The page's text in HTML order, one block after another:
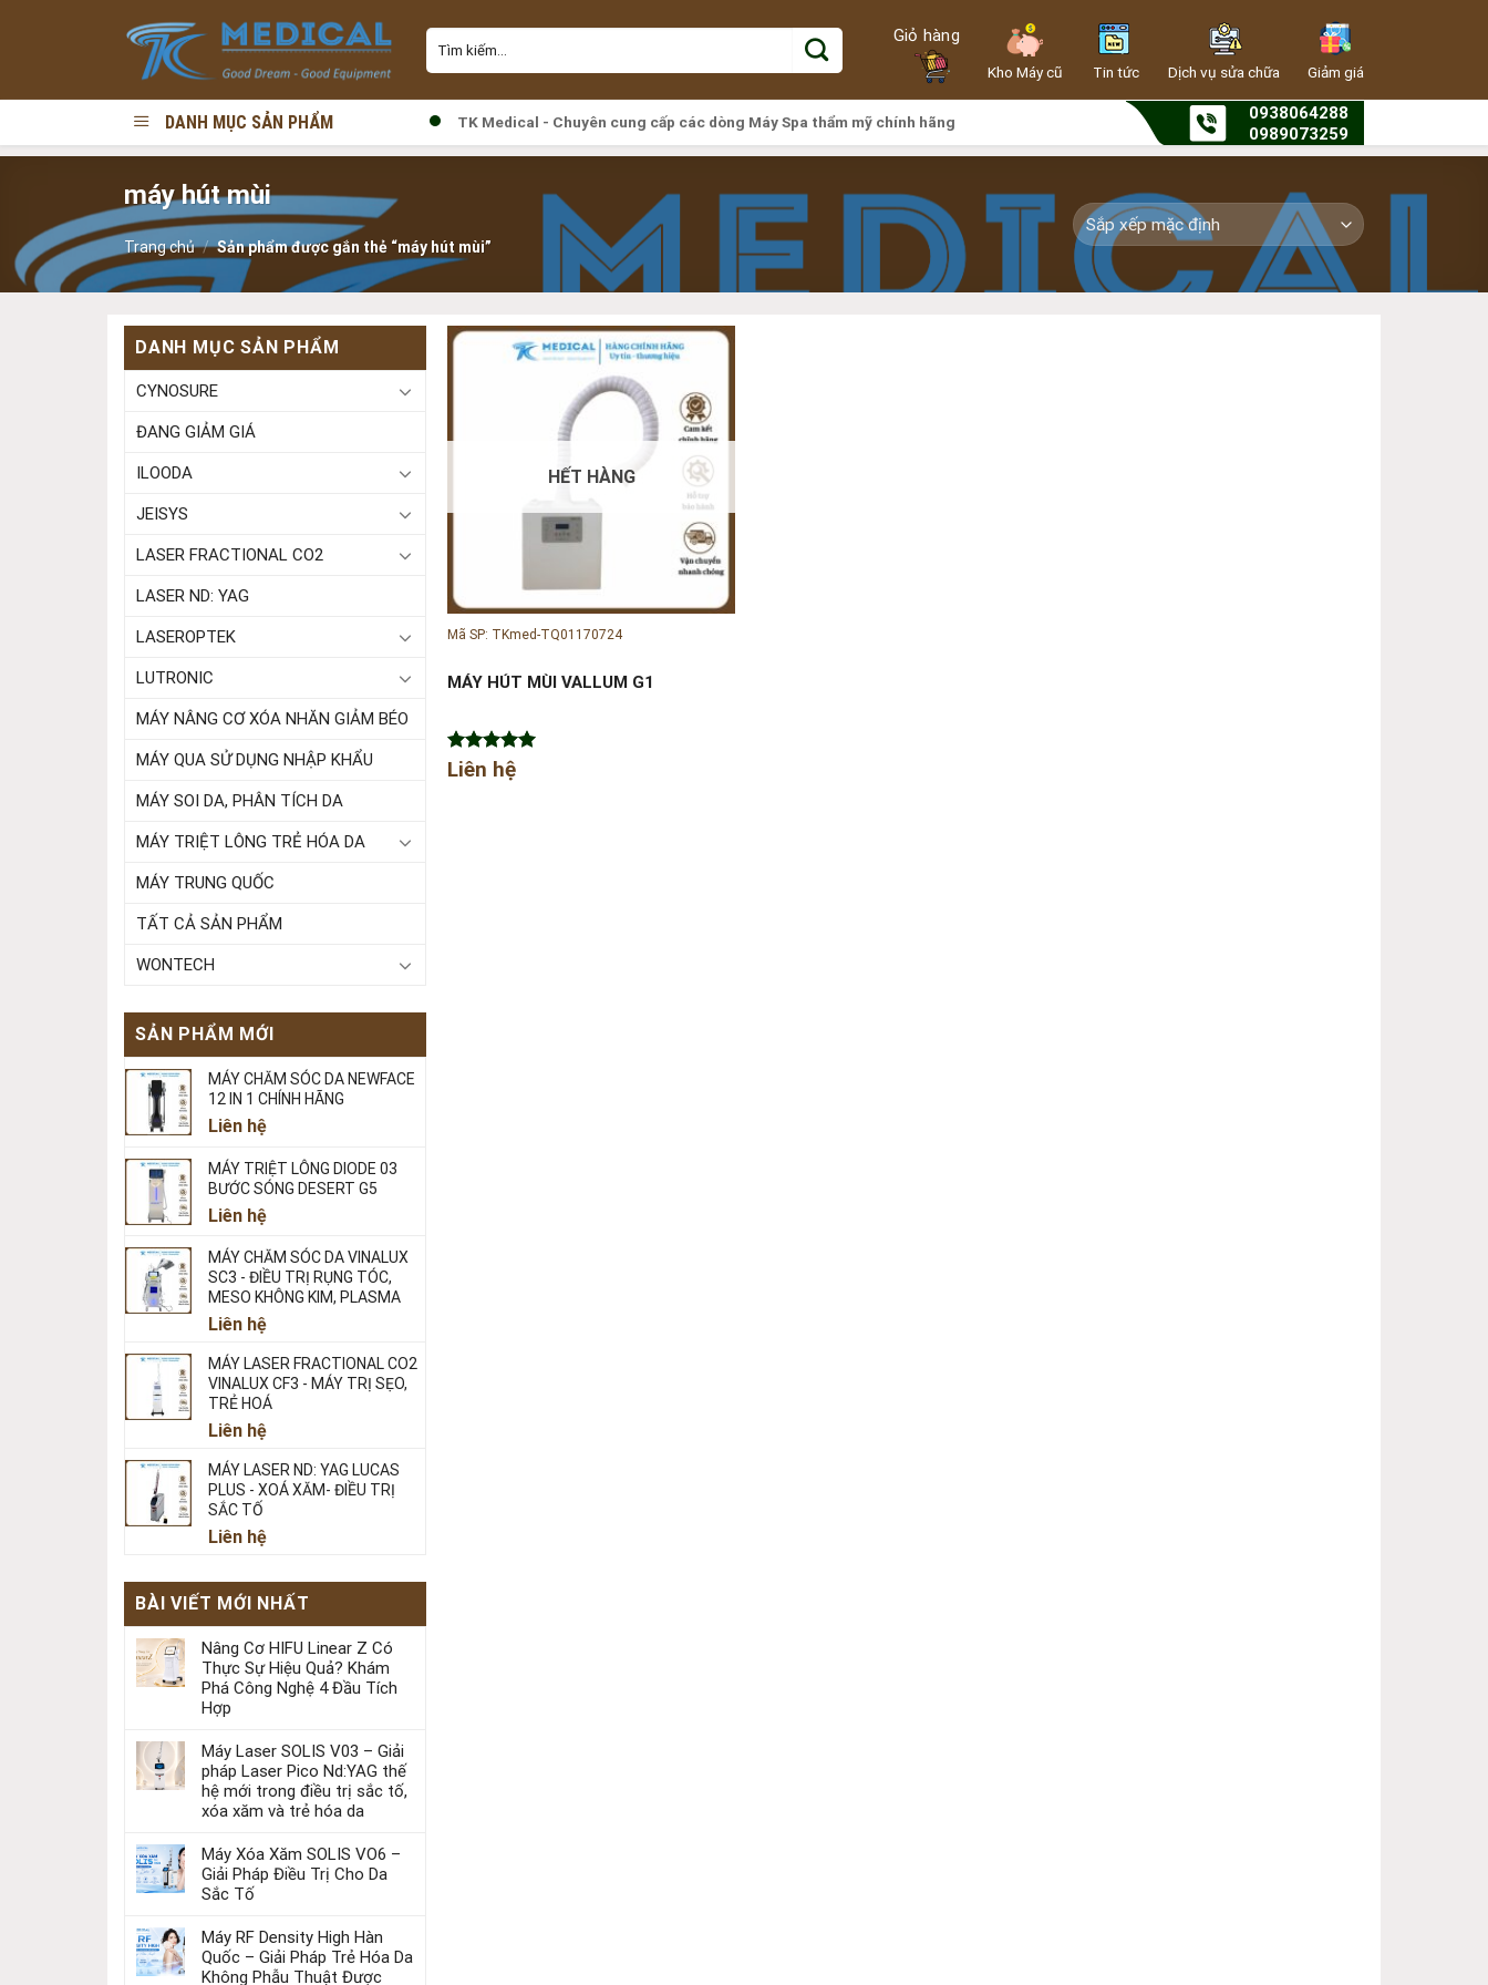
Tìm
kiếm:
Giỏ hàng
Kho Máy cũ Tin tức Dịch vụ sửa chữa Giảm giá
DANH MỤC SẢN PHẨM TK Medical - Chuyên cung cấp các dòng Máy Spa thẩm mỹ chính hãng
0938064288
0989073259
máy hút mùi
Trang chủ / Sản phẩm được gắn thẻ “máy hút mùi”
DANH MỤC SẢN PHẨM
CYNOSURE
ĐANG GIẢM GIÁ
ILOODA
JEISYS
LASER FRACTIONAL CO2
LASER ND: YAG
LASEROPTEK
LUTRONIC
MÁY NÂNG CƠ XÓA NHĂN GIẢM BÉO
MÁY QUA SỬ DỤNG NHẬP KHẨU
MÁY SOI DA, PHÂN TÍCH DA
MÁY TRIỆT LÔNG TRẺ HÓA DA
MÁY TRUNG QUỐC
TẤT CẢ SẢN PHẨM
WONTECH
SẢN PHẨM MỚI
MÁY CHĂM SÓC DA NEWFACE
12 IN 1 CHÍNH HÃNG
Liên hệ
MÁY TRIỆT LÔNG DIODE 03
BƯỚC SÓNG DESERT G5
Liên hệ
MÁY CHĂM SÓC DA VINALUX
SC3 - ĐIỀU TRỊ RỤNG TÓC,
MESO KHÔNG KIM, PLASMA
Liên hệ
MÁY LASER FRACTIONAL CO2
VINALUX CF3 - MÁY TRỊ SẸO,
TRẺ HOÁ
Liên hệ
MÁY LASER ND: YAG LUCAS
PLUS - XOÁ XĂM- ĐIỀU TRỊ
SẮC TỐ
Liên hệ
BÀI VIẾT MỚI NHẤT
Nâng Cơ HIFU Linear Z Có
Thực Sự Hiệu Quả? Khám
Phá Công Nghệ 4 Đầu Tích
Hợp
Máy Laser SOLIS V03 – Giải
pháp Laser Pico Nd:YAG thế
hệ mới trong điều trị sắc tố,
xóa xăm và trẻ hóa da
Máy Xóa Xăm SOLIS VO6 –
Giải Pháp Điều Trị Cho Da
Sắc Tố
Máy RF Density High Hàn
Quốc – Giải Pháp Trẻ Hóa Da
Không Phẫu Thuật Được
HẾT HÀNG
Mã SP: TKmed-TQ01170724
MÁY HÚT MÙI VALLUM G1
Được xếp
5.00
Liên hệ